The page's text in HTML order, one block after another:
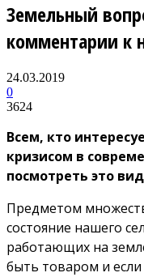
Земельный
комментарии к
24.03.2019
0
3624
Всем, кто
кризисом в
посмотреть это
Предметом
состояние нашего
работающих на
быть товаром и